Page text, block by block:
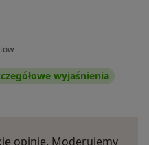
wyjaśnienia
opinie. Moderujemy